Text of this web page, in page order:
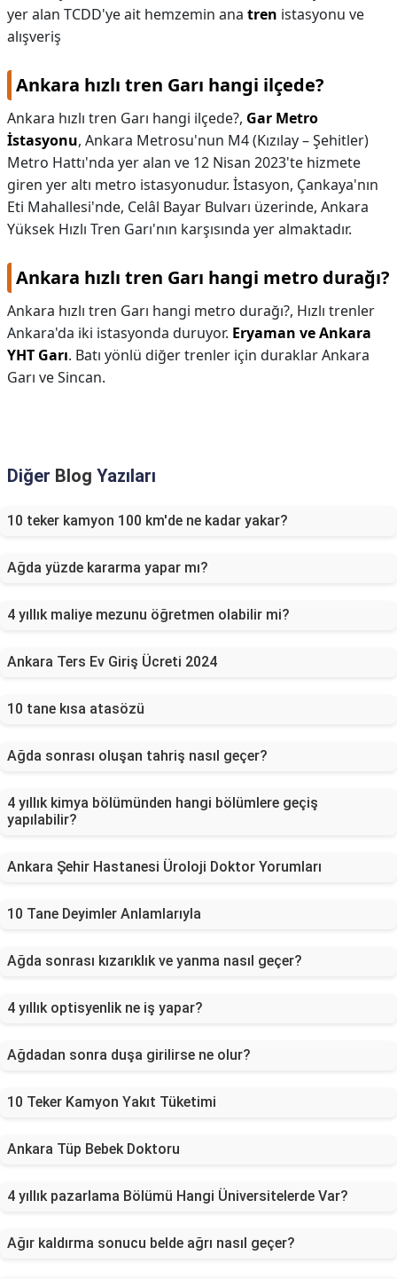
yer alan TCDD'ye ait hemzemin ana tren istasyonu ve
alışveriş
Ankara hızlı tren Garı hangi ilçede?
Ankara hızlı tren Garı hangi ilçede?, Gar Metro
İstasyonu, Ankara Metrosu'nun M4 (Kızılay – Şehitler)
Metro Hattı'nda yer alan ve 12 Nisan 2023'te hizmete
giren yer altı metro istasyonudur. İstasyon, Çankaya'nın
Eti Mahallesi'nde, Celâl Bayar Bulvarı üzerinde, Ankara
Yüksek Hızlı Tren Garı'nın karşısında yer almaktadır.
Ankara hızlı tren Garı hangi metro durağı?
Ankara hızlı tren Garı hangi metro durağı?, Hızlı trenler
Ankara'da iki istasyonda duruyor. Eryaman ve Ankara
YHT Garı. Batı yönlü diğer trenler için duraklar Ankara
Garı ve Sincan.
Diğer Blog Yazıları
10 teker kamyon 100 km'de ne kadar yakar?
Ağda yüzde kararma yapar mı?
4 yıllık maliye mezunu öğretmen olabilir mi?
Ankara Ters Ev Giriş Ücreti 2024
10 tane kısa atasözü
Ağda sonrası oluşan tahriş nasıl geçer?
4 yıllık kimya bölümünden hangi bölümlere geçiş
yapılabilir?
Ankara Şehir Hastanesi Üroloji Doktor Yorumları
10 Tane Deyimler Anlamlarıyla
Ağda sonrası kızarıklık ve yanma nasıl geçer?
4 yıllık optisyenlik ne iş yapar?
Ağdadan sonra duşa girilirse ne olur?
10 Teker Kamyon Yakıt Tüketimi
Ankara Tüp Bebek Doktoru
4 yıllık pazarlama Bölümü Hangi Üniversitelerde Var?
Ağır kaldırma sonucu belde ağrı nasıl geçer?